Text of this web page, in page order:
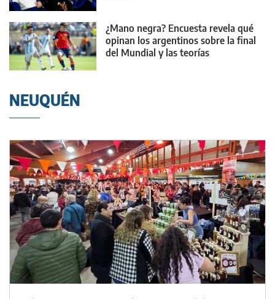
¿Mano negra? Encuesta revela qué
opinan los argentinos sobre la final
del Mundial y las teorías
NEUQUÉN